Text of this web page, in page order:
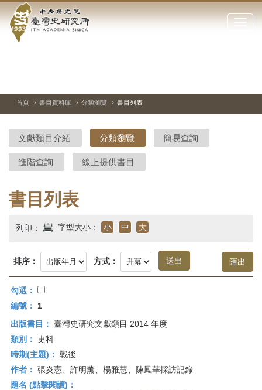
到中
央
院-
臺
灣
史
研
究
首
頁
點
閉
站
停、
圖
圖
結
首頁 書目資料庫 分類瀏覽 書目列表
文獻類目介紹 分類瀏覽 簡易查詢
進階查詢 線上提供書目
書目列表
列印： 字型大小： 小 中 大
排序： 方式：
勾選：
編號：
1
出版書目： 臺灣史研究文獻類目 2014 年度
類別：
史料
時期(主題)： 戰後
作者： 張炎憲、許明薰、楊雅慧、陳鳳華採訪記錄
題名 (點擊閱讀)：